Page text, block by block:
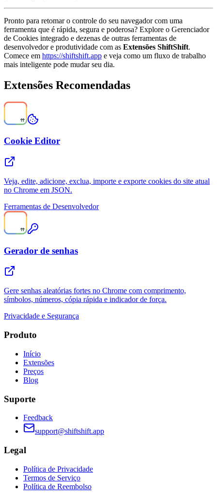
Pronto para retomar o controle do seu navegador com uma
ferramenta que é rápida, segura e poderosa? Explore o Gerenciador
de Cookies integrado e dezenas de outras ferramentas de
desenvolvedor e produtividade com as Extensões ShiftShift.
Comece em https://shiftshift.app e veja como um fluxo de trabalho
mais inteligente pode mudar seu dia.
Extensões Recomendadas
Cookie Editor
Veja, edite, adicione, exclua, importe e exporte cookies do site atual
no Chrome em JSON.
Ferramentas de Desenvolvedor
Gerador de senhas
Gere senhas aleatórias fortes no Chrome com comprimento,
símbolos, números, cópia rápida e indicador de força.
Privacidade e Segurança
Produto
Início
Extensões
Preços
Blog
Suporte
Feedback
support@shiftshift.app
Legal
Política de Privacidade
Termos de Serviço
Política de Reembolso